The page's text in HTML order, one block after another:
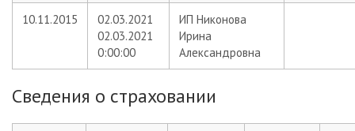
10.11.2015
02.03.2021
02.03.2021
0:00:00
ИП Никонова
Ирина
Александровна
Сведения о страховании